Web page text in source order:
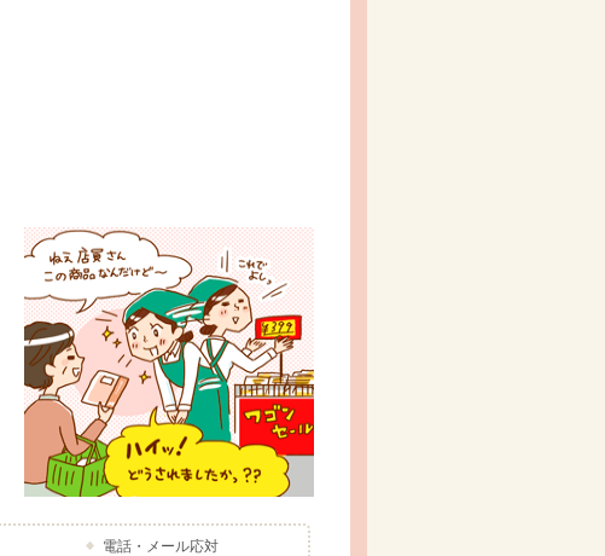
電話・メール応対